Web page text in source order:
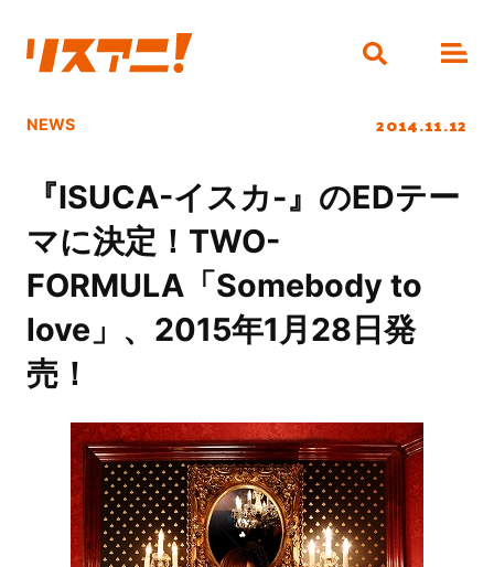
NEWS 2014.11.12
『ISUCA-イスカ-』のEDテー
マに決定！TWO-
FORMULA「Somebody to
love」、2015年1月28日発
売！